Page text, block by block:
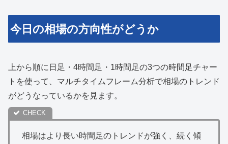
今日の相場の方向性がどうか
上から順に日足・4時間足・1時間足の3つの時間足チャー
トを使って、マルチタイムフレーム分析で相場のトレンド
がどうなっているかを見ます。
相場はより長い時間足のトレンドが強く、続く傾